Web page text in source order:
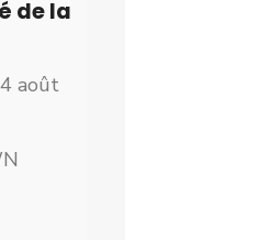
de la
août